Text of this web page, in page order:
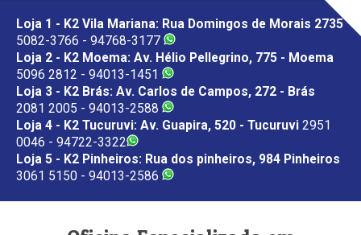
Loja 1 - K2 Vila Mariana: Rua Domingos de Morais 2735
5082-3766 - 94768-3177
Loja 2 - K2 Moema: Av. Hélio Pellegrino, 775 - Moema
5096 2812 - 94013-1451
Loja 3 - K2 Brás: Av. Carlos de Campos, 272 - Brás
2081 2005 - 94013-2588
Loja 4 - K2 Tucuruvi: Av. Guapira, 520 - Tucuruvi 2951
0046 - 94722-3322
Loja 5 - K2 Pinheiros: Rua dos pinheiros, 984 Pinheiros
3061 5150 - 94013-2586